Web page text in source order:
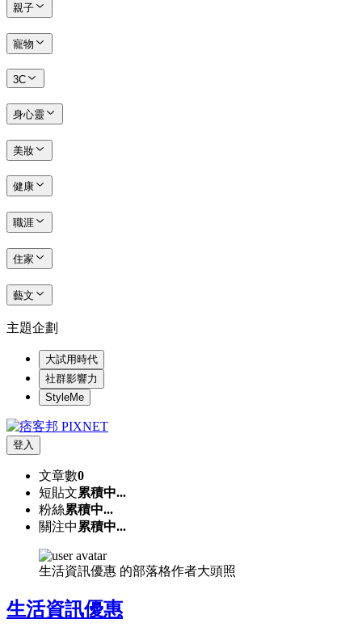
親子
寵物
3C
身心靈
美妝
健康
職涯
住家
藝文
主題企劃
大試用時代
社群影響力
StyleMe
登入
文章數0
短貼文累積中...
粉絲累積中...
關注中 累積中...
生活資訊優惠 的部落格作者大頭照
生活資訊優惠